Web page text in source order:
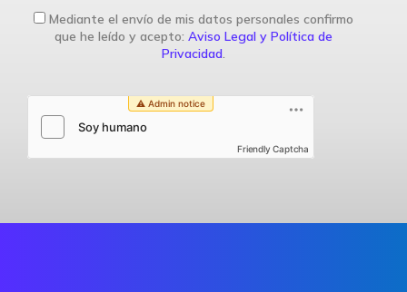
Mediante el envío de mis datos personales confirmo
que he leído y acepto: Aviso Legal y Política de
Privacidad.
Friendly Captcha